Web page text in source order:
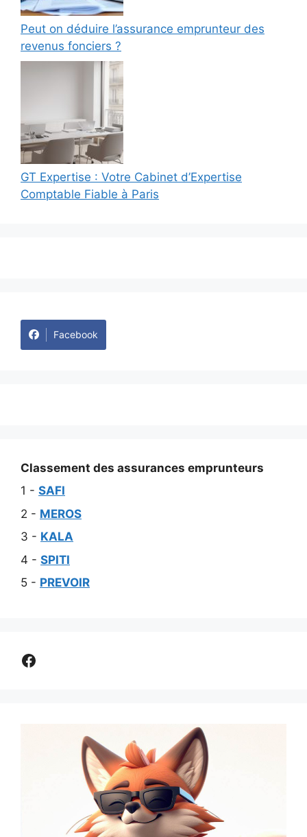
Peut on déduire l’assurance emprunteur des
revenus fonciers ?
GT Expertise : Votre Cabinet d’Expertise
Comptable Fiable à Paris
Facebook
Classement des assurances emprunteurs
1 - SAFI
2 - MEROS
3 - KALA
4 - SPITI
5 - PREVOIR
Comparer assurance